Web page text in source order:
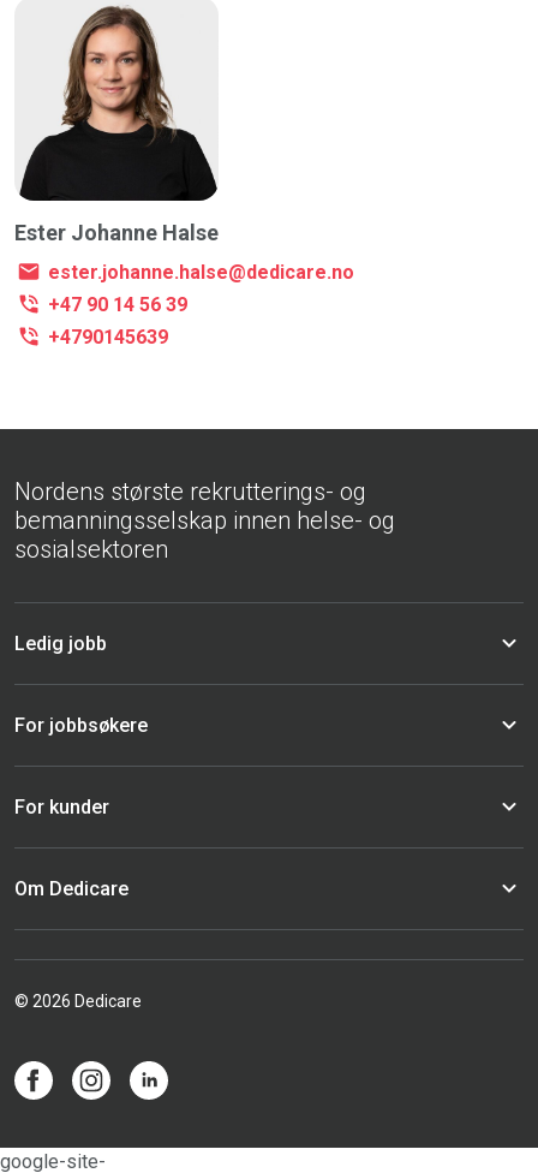
Ester Johanne Halse
ester.johanne.halse@dedicare.no
+47 90 14 56 39
+4790145639
Nordens største rekrutterings- og
bemanningsselskap innen helse- og
sosialsektoren
Ledig jobb
For jobbsøkere
For kunder
Om Dedicare
© 2026 Dedicare
google-site-